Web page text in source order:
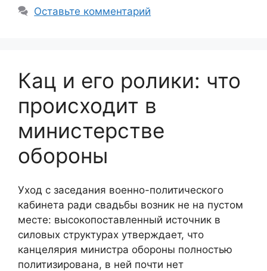
Оставьте комментарий
Кац и его ролики: что
происходит в
министерстве
обороны
Уход с заседания военно-политического
кабинета ради свадьбы возник не на пустом
месте: высокопоставленный источник в
силовых структурах утверждает, что
канцелярия министра обороны полностью
политизирована, в ней почти нет